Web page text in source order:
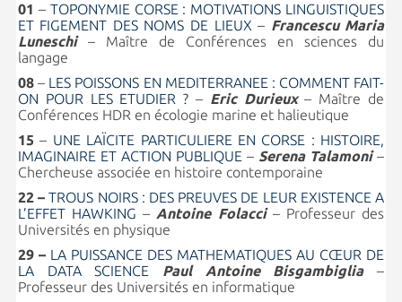
01 – TOPONYMIE CORSE : MOTIVATIONS LINGUISTIQUES
ET FIGEMENT DES NOMS DE LIEUX – Francescu Maria
Luneschi – Maître de Conférences en sciences du
langage
08– LES POISSONS EN MEDITERRANEE : COMMENT FAIT-
ON POUR LES ETUDIER ? – Eric Durieux– Maître de
Conférences HDR en écologie marine et halieutique
15– UNE LAÏCITE PARTICULIERE EN CORSE : HISTOIRE,
IMAGINAIRE ET ACTION PUBLIQUE – Serena Talamoni–
Chercheuse associée en histoire contemporaine
22 – TROUS NOIRS : DES PREUVES DE LEUR EXISTENCE A
L’EFFET HAWKING – Antoine Folacci – Professeur des
Universités en physique
29 – LA PUISSANCE DES MATHEMATIQUES AU CŒUR DE
LA DATA SCIENCE
Paul Antoine Bisgambiglia–
Professeur des Universités en informatique